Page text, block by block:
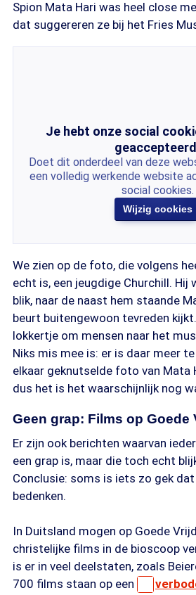
Spion Mata Hari was heel close
dat suggereren ze bij het Fries
Je hebt onze social
Doet dit onderdeel van deze
een volledig werkende website
social cookies.
Wijzig cookies
We zien op de foto, die volgens
echt is, een jeugdige Churchill. Hij
blik, naar de naast hem staande
beurt buitengewoon tevreden
lokkertje om mensen naar het
Niks mis mee is: er is daar meer
elkaar geknutselde foto van Mata
dus het is het waarschijnlijk nog
Geen grap: Films op Goede
Er zijn ook berichten waarvan
een grap is, maar die toch echt
Conclusie: soms is iets zo gek
bedenken.
In Duitsland mogen op Goede
christelijke films in de bioscoop
is er in veel deelstaten, zoals
700 films staan op een